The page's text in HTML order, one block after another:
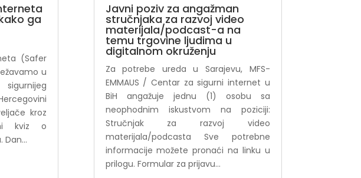
ga
(Safer
u
kroz
kviz o
Javni poziv za angažman
stručnjaka za razvoj video
materijala/podcast-a na
temu trgovine ljudima u
digitalnom okruženju
Za potrebe ureda u Sarajevu, MFS-
EMMAUS / Centar za sigurni internet u
BiH angažuje jednu (1) osobu sa
neophodnim iskustvom na poziciji:
Stručnjak za razvoj video
materijala/podcasta Sve potrebne
informacije možete pronaći na linku u
prilogu. Formular za prijavu...